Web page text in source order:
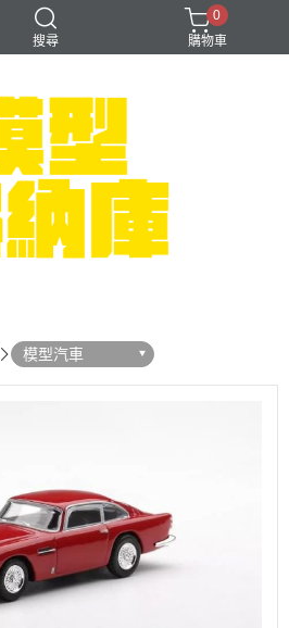
搜尋
可以色色
崩壞：星穹鐵道
0
購物車
模型汽車